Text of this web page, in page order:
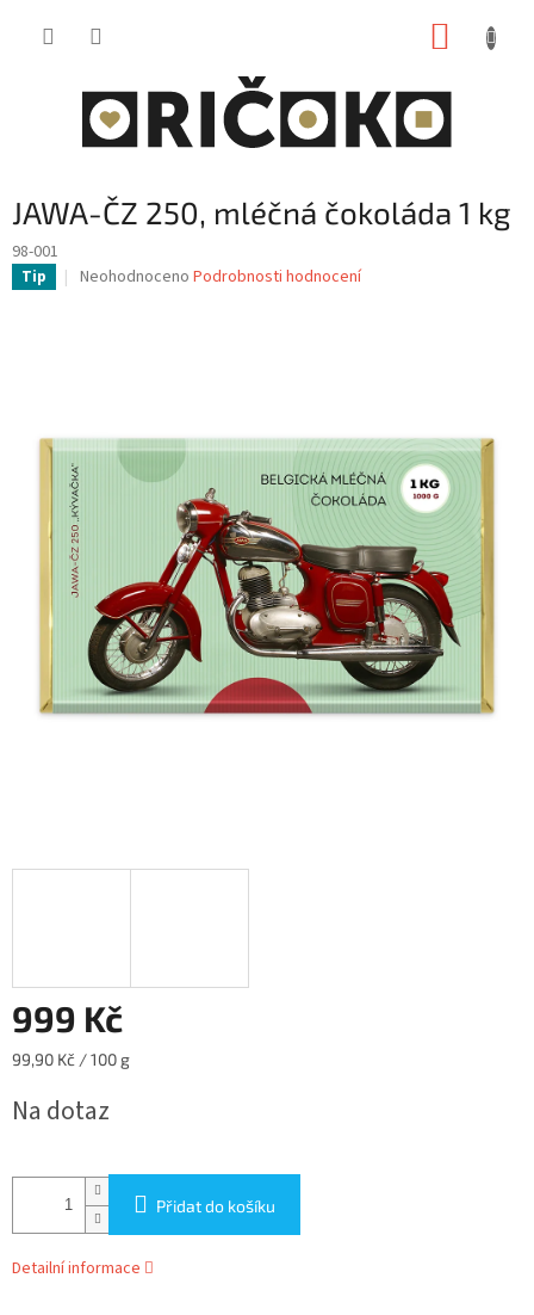
JAWA-ČZ 250, mléčná čokoláda 1 kg
98-001
Tip
Průměrné
hvězdiček.
Neohodnoceno Podrobnosti hodnocení
999 Kč
Měrná
99,90 Kč / 100 g
Na dotaz
Přidat do košíku
Detailní informace